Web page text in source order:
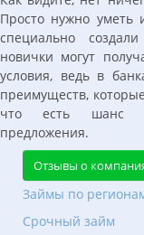
Просто нужно уметь
специально
новички могут
условия, ведь в
преимуществ,
что есть шанс
предложения.
Отзывы о
Займы по
Срочный займ